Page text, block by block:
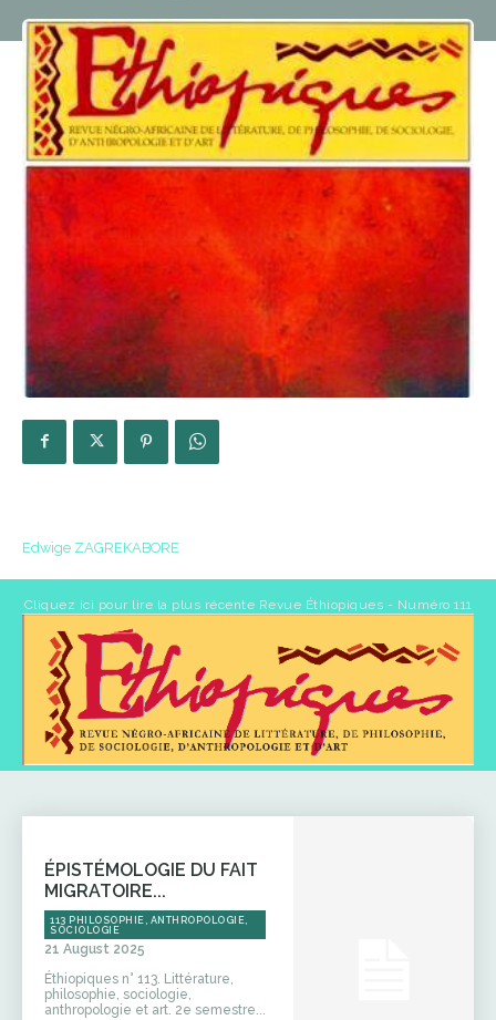
Edwige ZAGREKABORE
Cliquez ici pour lire la plus récente Revue Éthiopiques - Numéro 111
ÉPISTÉMOLOGIE DU FAIT
MIGRATOIRE...
113 PHILOSOPHIE, ANTHROPOLOGIE,
SOCIOLOGIE
21 August 2025
Éthiopiques n° 113. Littérature,
philosophie, sociologie,
anthropologie et art. 2e semestre...